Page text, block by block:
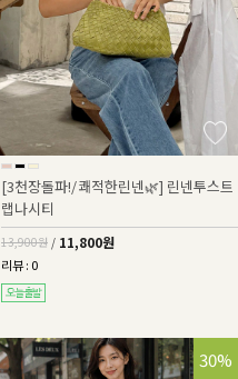
[3천장돌파!/쾌적한린넨🌿] 린넨투스트
랩나시티
13,900원 / 11,800원
리뷰 : 0
30%